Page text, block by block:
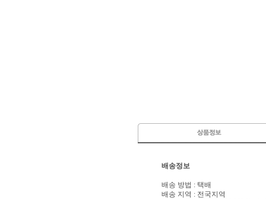
배송정보
배송 방법 : 택배
배송 지역 : 전국지역